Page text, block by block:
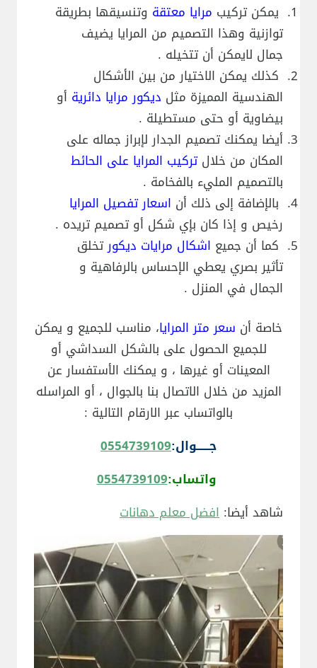
يمكن تركيب مرايا معتقة وتنسيقها بطريقة
توازنية وهذا التصميم من المرايا يضيف
جمال لايمكن أن تتخيله .
كذلك يمكن الاختيار من بين الأشكال
الهندسية المميزة مثل ديكور مرايا دائرية أو
بيضاوية أو حتى مستطيلة .
أيضا يمكنك تصميم الجدار لإبراز جماله على
المكان من خلالتركيب المرايا على الحائط
بالتصميم المليء بالفخامة .
بالإضافة إلى ذلك أن اسعار تفصيل المرايا
رخيص و إذا كان بإي شكل أو تصميم تريده .
كما أن جميع اشكال مرايات ديكورتخلق
تأثير بصري يعطي الإحساس بالرفاهية و
الجمال في المنزل .
خاصة أن سعر متر المرايا، مناسب للجميع و يمكن
للجميع الحصول على بالشكل السداشي أو
المعينات أو غيرها ، و يمكنك الأستفسار عن
المزيد من خلال الاتصال بنا بالجوال ، أو المراسله
بالواتساب عبر الارقام التالية :
جــــــوال:0554739109
واتساب:0554739109
شاهد أيضا: افضل معلم دهانات